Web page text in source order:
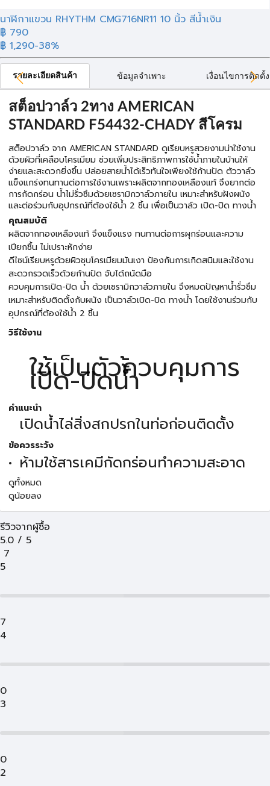
นาฬิกาแขวน RHYTHM CMG716NR11 10 นิ้ว สีน้ำเงิน
฿ 790
฿ 1,290-38%
รายละเอียดสินค้า ข้อมูลจำเพาะ เงื่อนไขการติดตั้ง
สต็อปวาล์ว 2ทาง AMERICAN
STANDARD F54432-CHADY สีโครม
สต็อปวาล์ว จาก AMERICAN STANDARD ดูเรียบหรูสวยงามน่าใช้งาน
ด้วยผิวที่เคลือบโครเมียม ช่วยเพิ่มประสิทธิภาพการใช้น้ำภายในบ้านให้
ง่ายและสะดวกยิ่งขึ้น ปล่อยสายน้ำได้เร็วทันใจเพียงใช้ก้านปัด ตัววาล์ว
แข็งแกร่งทนทานต่อการใช้งานเพราะผลิตจากทองเหลืองแท้ จึงยากต่อ
การกัดกร่อน น้ำไม่รั่วซึมด้วยเซรามิกวาล์วภายใน เหมาะสำหรับฝังผนัง
และต่อร่วมกับอุปกรณ์ที่ต้องใช้น้ำ 2 ชิ้น เพื่อเป็นวาล์ว เปิด-ปิด ทางน้ำ
คุณสมบัติ
ผลิตจากทองเหลืองแท้ จึงแข็งแรง ทนทานต่อการผุกร่อนและความ
เปียกชื้น ไม่เปราะหักง่าย
ดีไซน์เรียบหรูด้วยผิวชุบโครเมียมมันเงา ป้องกันการเกิดสนิมและใช้งาน
สะดวกรวดเร็วด้วยก้านปัด จับได้ถนัดมือ
ควบคุมการเปิด-ปิด น้ำ ด้วยเซรามิกวาล์วภายใน จึงหมดปัญหาน้ำรั่วซึม
เหมาะสำหรับติดตั้งกับผนัง เป็นวาล์วเปิด-ปิด ทางน้ำ โดยใช้งานร่วมกับ
อุปกรณ์ที่ต้องใช้น้ำ 2 ชิ้น
วิธีใช้งาน
ใช้เป็นตัวควบคุมการ
เปิด-ปิดน้้ำ
คำแนะนำ
เปิดน้ำไล่สิ่งสกปรกในท่อก่อนติดตั้ง
ข้อควรระวัง
ห้ามใช้สารเคมีกัดกร่อนทำความสะอาด
ดูทั้งหมด
ดูน้อยลง
รีวิวจากผู้ซื้อ
5.0 / 5
7
5
7
4
0
3
0
2